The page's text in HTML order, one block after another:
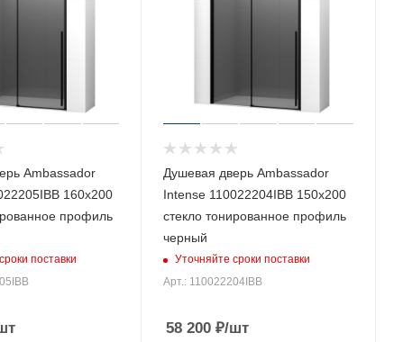
Ambassador
160х200
профиль
поставки
Душевая дверь Ambassador
Intense 110022204IBB 150х200
стекло тонированное профиль
черный
Уточняйте сроки поставки
Арт.: 110022204IBB
58 200 ₽/шт